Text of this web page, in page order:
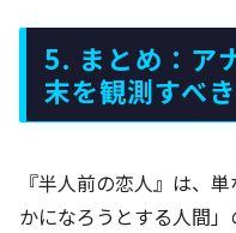
5. まとめ：ア
末を観測すべ
『半人前の恋人』は、
かになろうとする人間」